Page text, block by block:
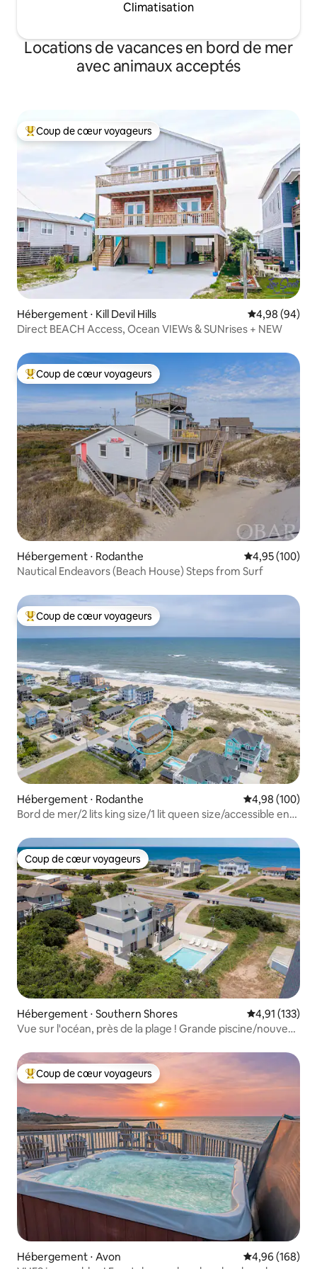
Climatisation
Locations de vacances en bord de mer
avec animaux acceptés
Coups de cœur voyageurs les plus appréciés
Coup de cœur voyageurs
Hébergement ⋅ Kill Devil Hills Évaluation
4,98 (94)
Direct BEACH Access, Ocean VIEWs & SUNrises + NEW
Coups de cœur voyageurs les plus appréciés
Coup de cœur voyageurs
Hébergement ⋅ Rodanthe Évaluation
4,95 (100)
Nautical Endeavors (Beach House) Steps from Surf
Coups de cœur voyageurs les plus appréciés
Coup de cœur voyageurs
Hébergement ⋅ Rodanthe Évaluation
4,98 (100)
Bord de mer/2 lits king size/1 lit queen size/accessible en
Coup de cœur voyageurs
Coup de cœur voyageurs
Hébergement ⋅ Southern Shores Évaluation
4,91 (133)
Vue sur l'océan, près de la plage ! Grande piscine/nouveau
Coups de cœur voyageurs les plus appréciés
Coup de cœur voyageurs
Hébergement ⋅ Avon Évaluation
4,96 (168)